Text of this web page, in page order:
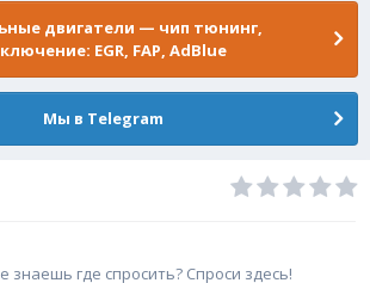
двигатели — чип тюнинг,
EGR, FAP, AdBlue
Мы в Telegram
знаешь где спросить? Спроси здесь!